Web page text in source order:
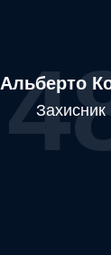
Альберто
Захисник